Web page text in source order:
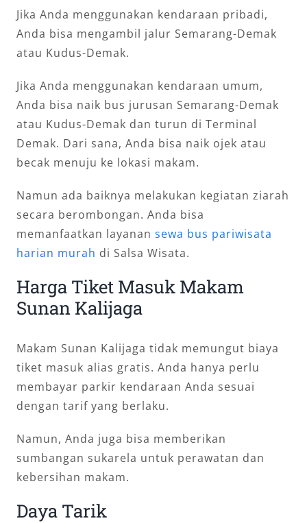
Jika Anda menggunakan kendaraan pribadi,
Anda bisa mengambil jalur Semarang-Demak
atau Kudus-Demak.
Jika Anda menggunakan kendaraan umum,
Anda bisa naik bus jurusan Semarang-Demak
atau Kudus-Demak dan turun di Terminal
Demak. Dari sana, Anda bisa naik ojek atau
becak menuju ke lokasi makam.
Namun ada baiknya melakukan kegiatan ziarah
secara berombongan. Anda bisa
memanfaatkan layanan sewa bus pariwisata
harian murah di Salsa Wisata.
Harga Tiket Masuk Makam
Sunan Kalijaga
Makam Sunan Kalijaga tidak memungut biaya
tiket masuk alias gratis. Anda hanya perlu
membayar parkir kendaraan Anda sesuai
dengan tarif yang berlaku.
Namun, Anda juga bisa memberikan
sumbangan sukarela untuk perawatan dan
kebersihan makam.
Daya Tarik